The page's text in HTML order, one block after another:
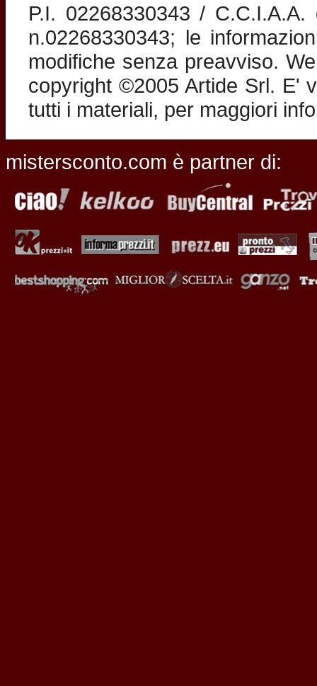
P.I. 02268330343 /
n.02268330343; le
modifiche senza preavviso.
copyright ©2005 Artide Srl. E'
tutti i materiali, per maggiori
mistersconto.com è partner di: